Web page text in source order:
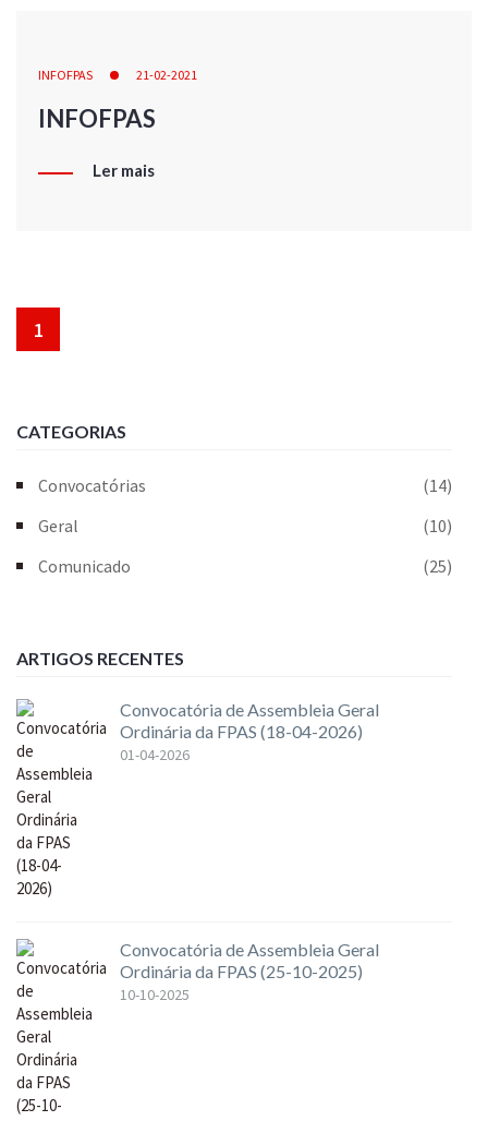
INFOFPAS 21-02-2021
INFOFPAS
Ler mais
1
CATEGORIAS
Convocatórias
(14)
Geral
(10)
Comunicado
(25)
ARTIGOS RECENTES
Convocatória de Assembleia Geral
Ordinária da FPAS (18-04-2026)
01-04-2026
Convocatória de Assembleia Geral
Ordinária da FPAS (25-10-2025)
10-10-2025